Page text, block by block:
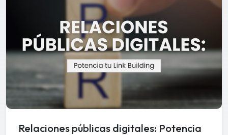
Relaciones públicas digitales: Potencia